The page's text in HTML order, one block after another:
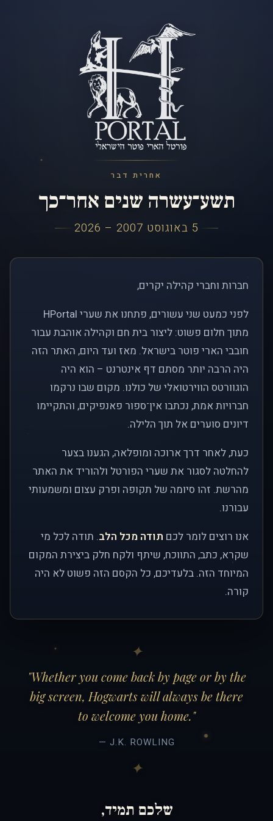
אחרית דבר
תשע־עשרה שנים אחר־כך
5 באוגוסט 2007 – 2026
חברות וחברי קהילה יקרים,
לפני כמעט שני עשורים, פתחנו את שערי HPortal
מתוך חלום פשוט: ליצור בית חם וקהילה אוהבת עבור
חובבי הארי פוטר בישראל. מאז ועד היום, האתר הזה
היה הרבה יותר מסתם דף אינטרנט – הוא היה
הוגוורטס הווירטואלי של כולנו. מקום שבו נרקמו
חברויות אמת, נכתבו אין־ספור פאנפיקים, והתקיימו
דיונים סוערים אל תוך הלילה.
כעת, לאחר דרך ארוכה ומופלאה, הגענו בצער
להחלטה לסגור את שערי הפורטל ולהוריד את האתר
מהרשת. זהו סיומה של תקופה ופרק עצום ומשמעותי
עבורנו.
אנו רוצים לומר לכם תודה מכל הלב. תודה לכל מי
שקרא, כתב, התווכח, שיתף ולקח חלק ביצירת המקום
המיוחד הזה. בלעדיכם, כל הקסם הזה פשוט לא היה
קורה.
"Whether you come back by page or by the
big screen, Hogwarts will always be there
to welcome you home."
— J.K. ROWLING
שלכם תמיד,